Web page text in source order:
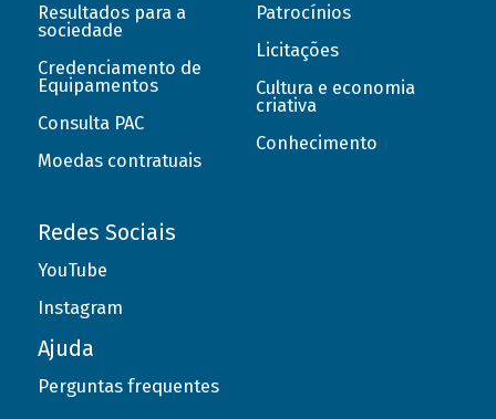
Resultados para a
sociedade
Credenciamento de
Equipamentos
Consulta PAC
Moedas contratuais
Patrocínios
Licitações
Cultura e economia
criativa
Conhecimento
Redes Sociais
YouTube
Instagram
Ajuda
Perguntas frequentes